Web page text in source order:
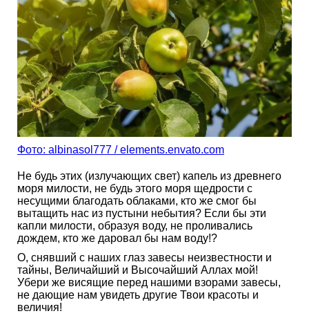
Фото: albinasol777 / elements.envato.com
Не будь этих (излучающих свет) капель из древнего
моря милости, не будь этого моря щедрости с
несущими благодать облаками, кто же смог бы
вытащить нас из пустыни небытия? Если бы эти
капли милости, образуя воду, не проливались
дождем, кто же даровал бы нам воду!?
О, снявший с наших глаз завесы неизвестности и
тайны, Величайший и Высочайший Аллах мой!
Убери же висящие перед нашими взорами завесы,
не дающие нам увидеть другие Твои красоты и
величия!